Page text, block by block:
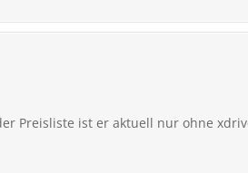
Preisliste ist er aktuell nur ohne